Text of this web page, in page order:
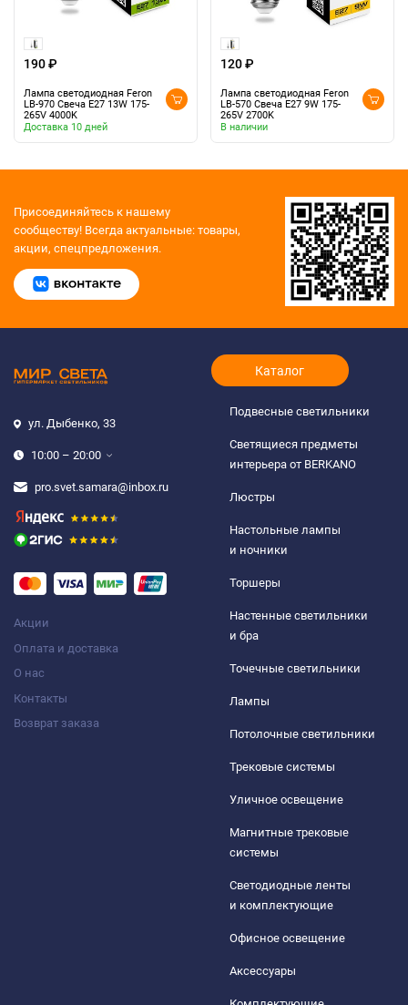
190 ₽
Лампа светодиодная Feron
LB-970 Свеча E27 13W 175-
265V 4000K
Доставка 10 дней
120 ₽
Лампа светодиодная Feron
LB-570 Свеча E27 9W 175-
265V 2700K
В наличии
Присоединяйтесь к нашему
сообществу! Всегда актуальные: товары,
акции, спецпредложения.
ул. Дыбенко, 33
10:00 – 20:00
pro.svet.samara@inbox.ru
Акции
Оплата и доставка
О нас
Контакты
Возврат заказа
Каталог
Подвесные светильники
Светящиеся предметы
интерьера от BERKANO
Люстры
Настольные лампы
и ночники
Торшеры
Настенные светильники
и бра
Точечные светильники
Лампы
Потолочные светильники
Трековые системы
Уличное освещение
Магнитные трековые
системы
Светодиодные ленты
и комплектующие
Офисное освещение
Аксессуары